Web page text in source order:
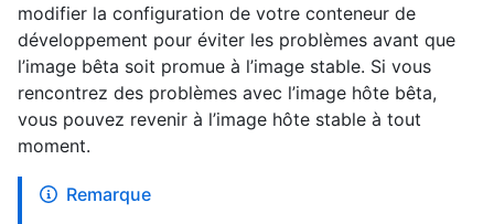
modifier la configuration de votre conteneur de
développement pour éviter les problèmes avant que
l’image bêta soit promue à l’image stable. Si vous
rencontrez des problèmes avec l’image hôte bêta,
vous pouvez revenir à l’image hôte stable à tout
moment.
Remarque